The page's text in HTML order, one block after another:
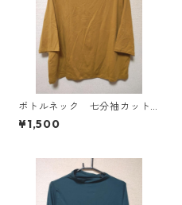
ボトルネック 七分袖カット
ソー ４Ｌ マスタード KA
E-4818
¥1,500